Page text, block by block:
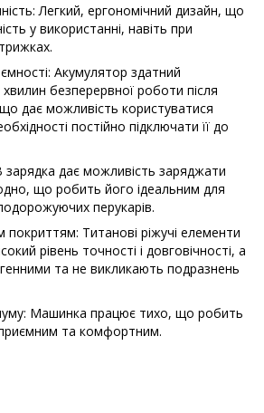
Легкий, ергономічний дизайн, що
у використанні, навіть при
Акумулятор здатний
безперервної роботи після
дає можливість користуватися
постійно підключати її до
зарядка дає можливість заряджати
що робить його ідеальним для
перукарів.
Титанові ріжучі елементи
рівень точності і довговічності, а
та не викликають подразнень
Машинка працює тихо, що робить
та комфортним.